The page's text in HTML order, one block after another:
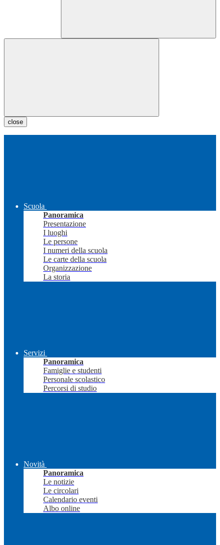
close
Scuola
Panoramica
Presentazione
I luoghi
Le persone
I numeri della scuola
Le carte della scuola
Organizzazione
La storia
Servizi
Panoramica
Famiglie e studenti
Personale scolastico
Percorsi di studio
Novità
Panoramica
Le notizie
Le circolari
Calendario eventi
Albo online